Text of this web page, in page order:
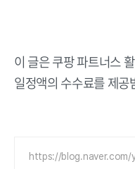
이 글은 쿠팡 파트너스
일정액의 수수료를 제공
https://blog.naver.com/